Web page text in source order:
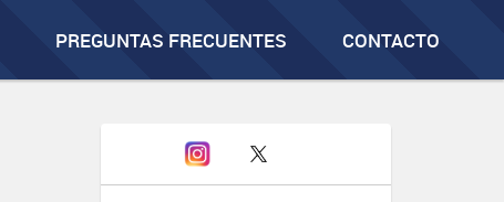
PREGUNTAS FRECUENTES CONTACTO